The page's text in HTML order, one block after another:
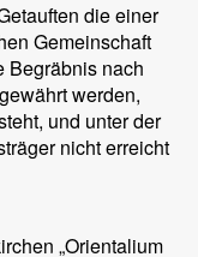
die einer
Gemeinschaft
Begräbnis nach
werden,
und unter der
nicht erreicht
„Orientalium